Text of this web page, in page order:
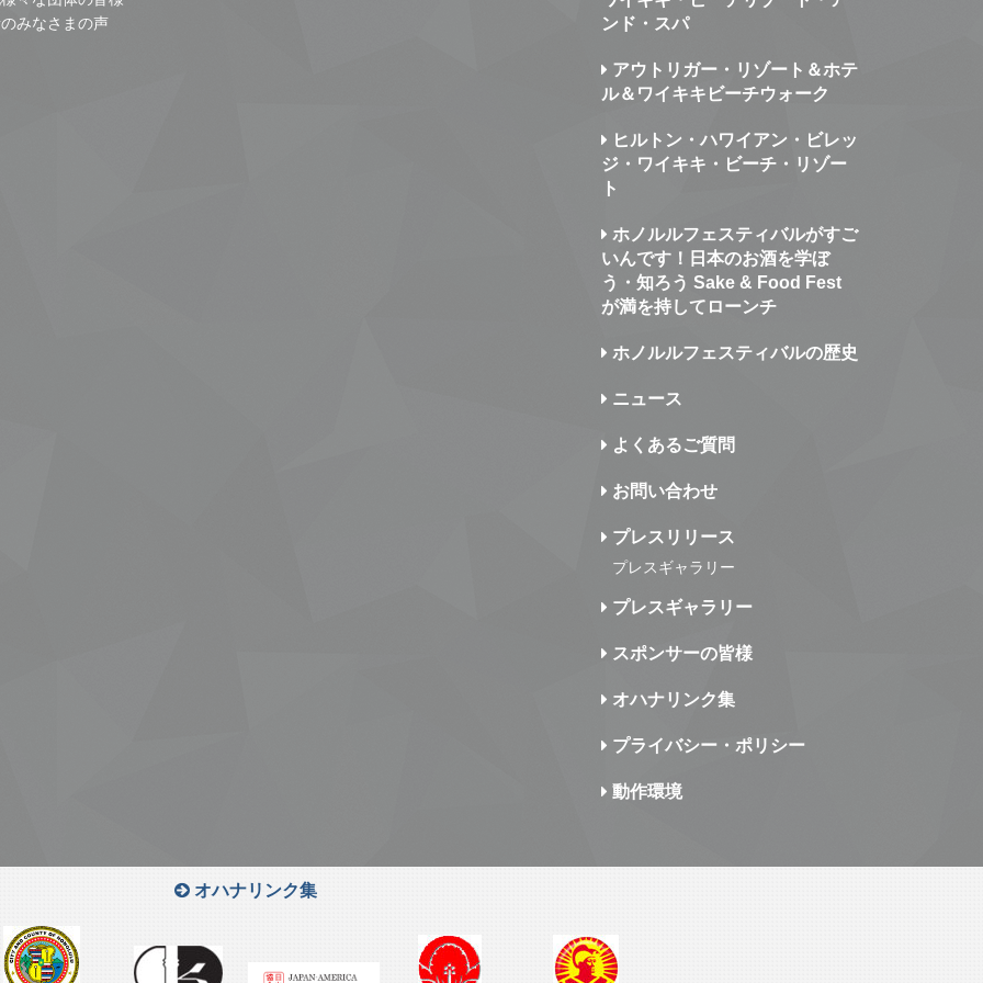
みなさまの声
ンド・スパ
アウトリガー・リゾート＆ホテ
ル＆ワイキキビーチウォーク
ヒルトン・ハワイアン・ビレッ
ジ・ワイキキ・ビーチ・リゾー
ト
ホノルルフェスティバルがすご
いんです！日本のお酒を学ぼ
う・知ろう Sake & Food Fest
が満を持してローンチ
ホノルルフェスティバルの歴史
ニュース
よくあるご質問
お問い合わせ
プレスリリース
プレスギャラリー
プレスギャラリー
スポンサーの皆様
オハナリンク集
プライバシー・ポリシー
動作環境
オハナリンク集